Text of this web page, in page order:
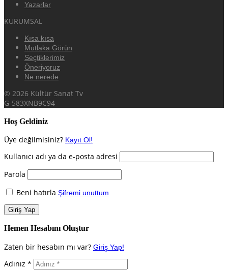
Yazarlar
KURUMSAL
Kısa kısa
Mutlaka Görün
Seçtiklerimiz
Öneriyoruz
Ne nerede
© 2026 Kültür Sanat Tv
G-583XNB9C94
Hoş Geldiniz
Üye değilmisiniz? Kayıt Ol!
Kullanıcı adı ya da e-posta adresi
Parola
Beni hatırla Şifremi unuttum
Hemen Hesabını Oluştur
Zaten bir hesabın mı var? Giriş Yap!
Adınız *